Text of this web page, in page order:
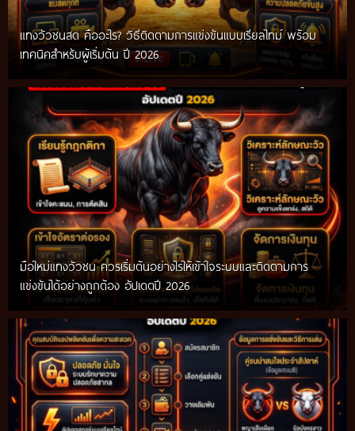
แทงวัวชนสด คืออะไร? วิธีติดตามการแข่งขันแบบเรียลไทม์ พร้อม
เทคนิคสำหรับผู้เริ่มต้น ปี 2026
มือใหม่แทงวัวชน ควรเริ่มต้นอย่างไรให้เข้าใจระบบและติดตามการ
แข่งขันได้อย่างถูกต้อง อัปเดตปี 2026